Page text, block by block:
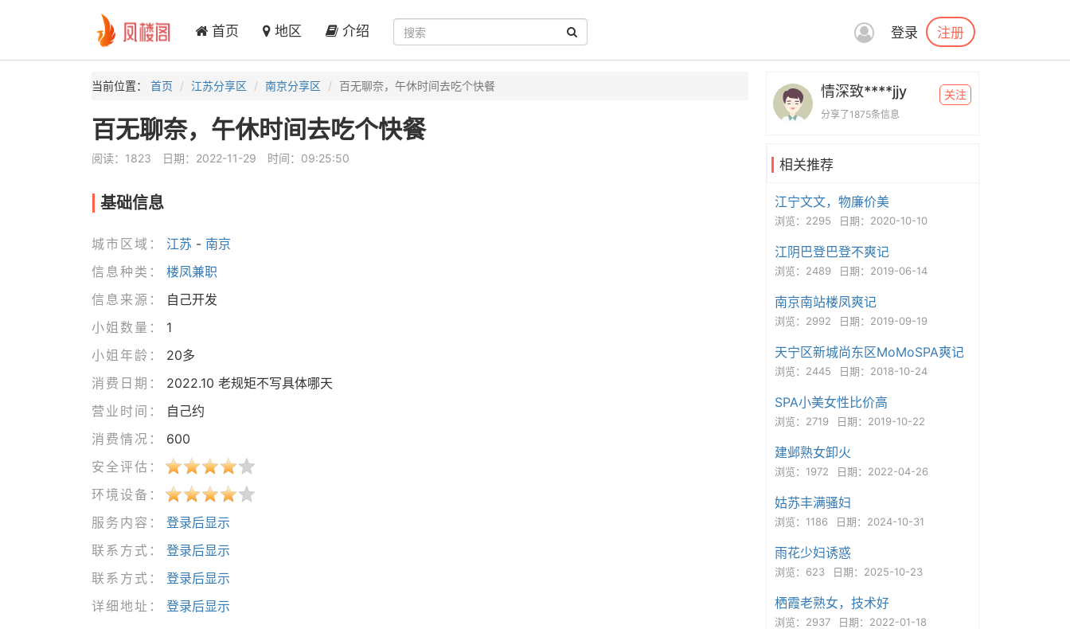
首页 地区 介绍 登录 注册
当前位置： 首页 江苏分享区 南京分享区 百无聊奈，午休时间去吃个快餐
百无聊奈，午休时间去吃个快餐
阅读：1823 日期：2022-11-29 时间：09:25:50
基础信息
城市区域： 江苏 - 南京
信息种类：
楼凤兼职
信息来源：
自己开发
小姐数量：
1
小姐年龄：
20多
消费日期：
2022.10 老规矩不写具体哪天
营业时间：
自己约
消费情况：
600
安全评估：
环境设备：
服务内容：
登录后显示
联系方式：
登录后显示
联系方式：
登录后显示
详细地址：
登录后显示
情深致****jjy
分享了1875条信息
关注
相关推荐
江宁文文，物廉价美
浏览：2295 日期：2020-10-10
江阴巴登巴登不爽记
浏览：2489 日期：2019-06-14
南京南站楼凤爽记
浏览：2992 日期：2019-09-19
天宁区新城尚东区MoMoSPA爽记
浏览：2445 日期：2018-10-24
SPA小美女性比价高
浏览：2719 日期：2019-10-22
建邺熟女卸火
浏览：1972 日期：2022-04-26
姑苏丰满骚妇
浏览：1186 日期：2024-10-31
雨花少妇诱惑
浏览：623 日期：2025-10-23
栖霞老熟女，技术好
浏览：2937 日期：2022-01-18